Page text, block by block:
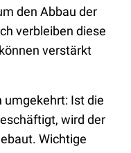
den Abbau der
verbleiben diese
verstärkt
umgekehrt: Ist die
wird der
Wichtige